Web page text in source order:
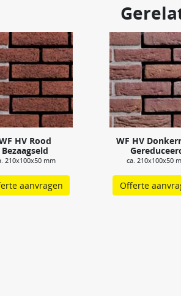
HV Rood
Bezaagseld
210x100x50 mm
aanvragen
WF HV
ca. 210x100x50
Offerte